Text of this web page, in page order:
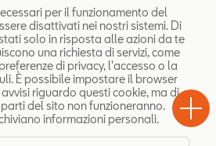
per il funzionamento del
disattivati ​​nei nostri sistemi. Di
solo in risposta alle azioni da te
una richiesta di servizi, come
di privacy, l'accesso o la
È possibile impostare il browser
riguardo questi cookie, ma di
del sito non funzioneranno.
informazioni personali.
Test
Drive
Chiama